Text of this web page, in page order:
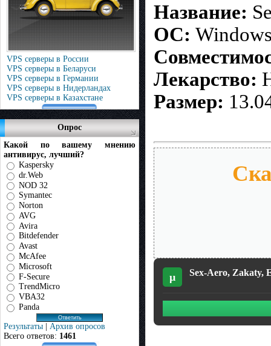
VPS серверы в России
VPS серверы в Беларуси
VPS серверы в Германии
VPS серверы в Нидерландах
VPS серверы в Казахстане
Опрос
Какой по вашему мнению
антивирус, лучший?
Kaspersky
dr.Web
NOD 32
Symantec
Norton
AVG
Avira
Bitdefender
Avast
McAfee
Microsoft
F-Secure
TrendMicro
VBA32
Panda
Результаты | Архив опросов
Всего ответов: 1461
Название:
ОС:
Лекарство:
Размер:
µ Sex-Aero, Zakaty,